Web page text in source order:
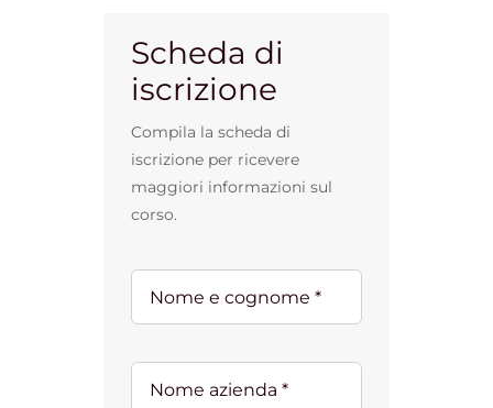
Scheda di
iscrizione
Compila la scheda di
iscrizione per ricevere
maggiori informazioni sul
corso.